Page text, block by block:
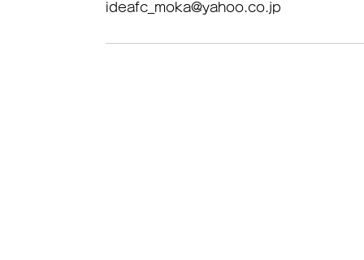
ideafc_moka@yahoo.co.jp